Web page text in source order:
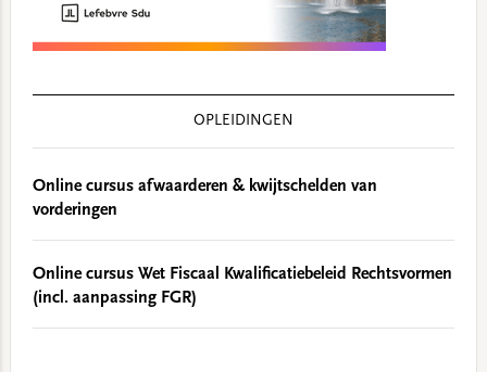
OPLEIDINGEN
Online cursus afwaarderen & kwijtschelden van
vorderingen
Online cursus Wet Fiscaal Kwalificatiebeleid Rechtsvormen
(incl. aanpassing FGR)